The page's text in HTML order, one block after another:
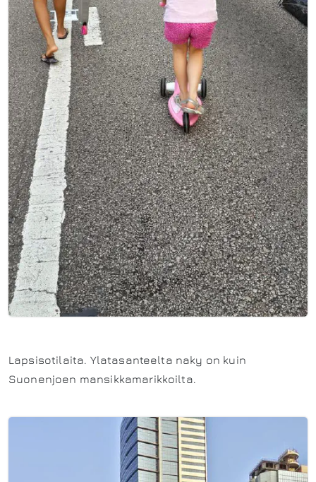
Lapsisotilaita. Ylatasanteelta naky on kuin
Suonenjoen mansikkamarikkoilta.